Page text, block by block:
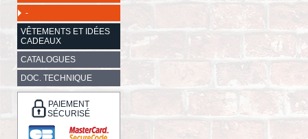
-
VÊTEMENTS ET IDÉES
CADEAUX
CATALOGUES
DOC. TECHNIQUE
PAIEMENT
SÉCURISÉ